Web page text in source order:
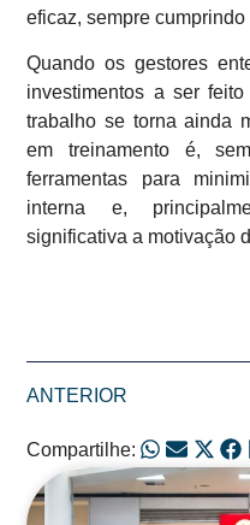
eficaz, sempre
Quando os gestores
investimentos a ser
trabalho se torna ainda
em treinamento é,
ferramentas para
interna e,
significativa a motivação
ANTERIOR
Compartilhe: